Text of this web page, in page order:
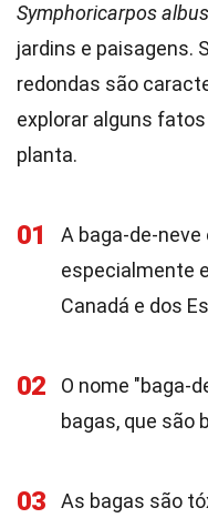
Symphoricarpos albus
jardins e paisagens.
redondas são
explorar alguns
planta.
01
A baga-de-
especialmente
Canadá e dos
02
O nome "baga-
bagas, que são
03
As bagas são